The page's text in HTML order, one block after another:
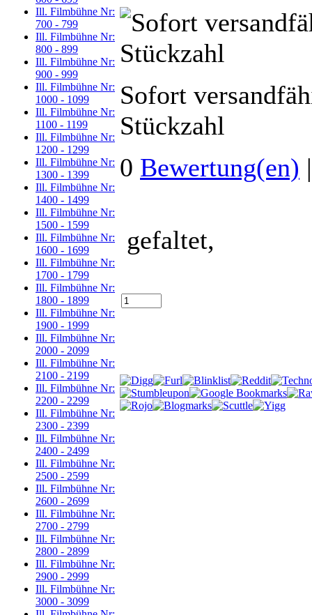
Ill. Filmbühne Nr:
700 - 799
Ill. Filmbühne Nr:
800 - 899
Ill. Filmbühne Nr:
900 - 999
Ill. Filmbühne Nr:
1000 - 1099
Ill. Filmbühne Nr:
1100 - 1199
Ill. Filmbühne Nr:
1200 - 1299
Ill. Filmbühne Nr:
1300 - 1399
Ill. Filmbühne Nr:
1400 - 1499
Ill. Filmbühne Nr:
1500 - 1599
Ill. Filmbühne Nr:
1600 - 1699
Ill. Filmbühne Nr:
1700 - 1799
Ill. Filmbühne Nr:
1800 - 1899
Ill. Filmbühne Nr:
1900 - 1999
Ill. Filmbühne Nr:
2000 - 2099
Ill. Filmbühne Nr:
2100 - 2199
Ill. Filmbühne Nr:
2200 - 2299
Ill. Filmbühne Nr:
2300 - 2399
Ill. Filmbühne Nr:
2400 - 2499
Ill. Filmbühne Nr:
2500 - 2599
Ill. Filmbühne Nr:
2600 - 2699
Ill. Filmbühne Nr:
2700 - 2799
Ill. Filmbühne Nr:
2800 - 2899
Ill. Filmbühne Nr:
2900 - 2999
Ill. Filmbühne Nr:
3000 - 3099
Sofort
Stückzahl
0 Bewertung(en)
gefaltet,